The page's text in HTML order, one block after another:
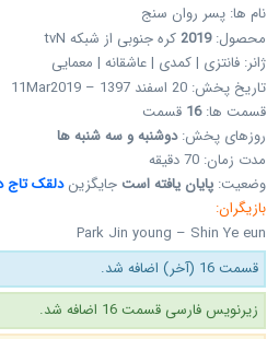
نام ها: پسر روان سنج
محصول:2019کره جنوبی از شبکه tvN
ژانر: فانتزی | کمدی | عاشقانه | معمایی
تاریخ پخش: 20 اسفند 1397 – 11Mar2019
قسمت ها:16 قسمت
روزهای پخش:دوشنبه و سه شنبه ها
مدت زمان: 70 دقیقه
وضعیت: پایان یافته است جایگزیندلقک تاج
بازیگران:
Park Jin young – Shin Ye eun
قسمت 16 (آخر) اضافه شد.
زیرنویس فارسی قسمت 16 اضافه شد.